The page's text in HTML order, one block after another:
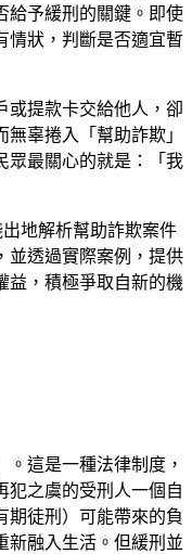
給予緩刑的關鍵。即使
情狀，判斷是否適宜暫
或提款卡交給他人，卻
辜捲入「幫助詐欺」
眾最關心的就是：「我
地解析幫助詐欺案件
並透過實際案例，提供
益，積極爭取自新的機
這是一種法律制度，
犯之虞的受刑人一個自
期徒刑）可能帶來的負
新融入生活。但緩刑並